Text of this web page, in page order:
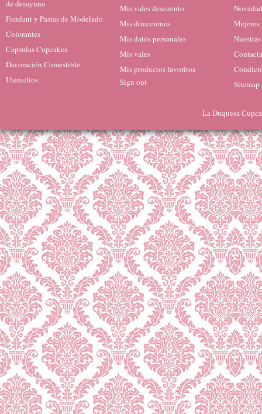
de desayuno
Fondant y Pastas de Modelado
Colorantes
Capsulas Cupcakes
Decoración Comestible
Utensilios
Mis vales descuento
Mis direcciones
Mis datos personales
Mis vales
Mis productos favoritos
Sign out
Mejores
Sitemap
La Duquesa